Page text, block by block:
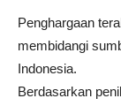
Penghargaan
membidangi
Indonesia.
Berdasarkan